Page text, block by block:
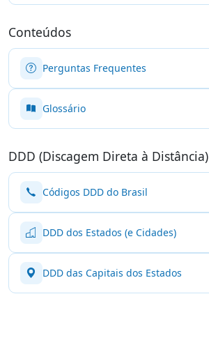
Conteúdos
Perguntas Frequentes
Glossário
DDD (Discagem Direta à Distância)
Códigos DDD do Brasil
DDD dos Estados (e Cidades)
DDD das Capitais dos Estados